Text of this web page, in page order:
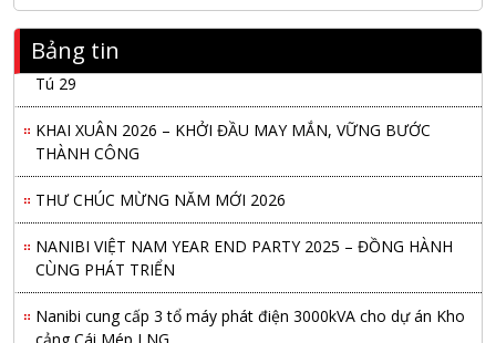
Bảng tin
Nanibi Cung Cấp Động Cơ Weichai Cho Tàu Vận Tải Minh
Tú 29
KHAI XUÂN 2026 – KHỞI ĐẦU MAY MẮN, VỮNG BƯỚC
THÀNH CÔNG
THƯ CHÚC MỪNG NĂM MỚI 2026
NANIBI VIỆT NAM YEAR END PARTY 2025 – ĐỒNG HÀNH
CÙNG PHÁT TRIỂN
Nanibi cung cấp 3 tổ máy phát điện 3000kVA cho dự án Kho
cảng Cái Mép LNG